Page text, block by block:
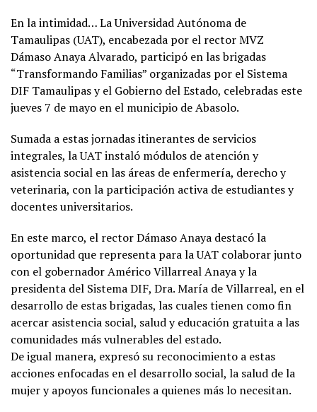
En la intimidad… La Universidad Autónoma de
Tamaulipas (UAT), encabezada por el rector MVZ
Dámaso Anaya Alvarado, participó en las brigadas
“Transformando Familias” organizadas por el Sistema
DIF Tamaulipas y el Gobierno del Estado, celebradas este
jueves 7 de mayo en el municipio de Abasolo.
Sumada a estas jornadas itinerantes de servicios
integrales, la UAT instaló módulos de atención y
asistencia social en las áreas de enfermería, derecho y
veterinaria, con la participación activa de estudiantes y
docentes universitarios.
En este marco, el rector Dámaso Anaya destacó la
oportunidad que representa para la UAT colaborar junto
con el gobernador Américo Villarreal Anaya y la
presidenta del Sistema DIF, Dra. María de Villarreal, en el
desarrollo de estas brigadas, las cuales tienen como fin
acercar asistencia social, salud y educación gratuita a las
comunidades más vulnerables del estado.
De igual manera, expresó su reconocimiento a estas
acciones enfocadas en el desarrollo social, la salud de la
mujer y apoyos funcionales a quienes más lo necesitan.